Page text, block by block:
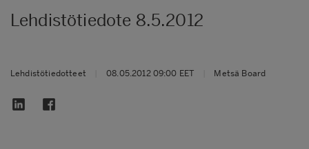
Lehdistötiedote 8.5.2012
Lehdistötiedotteet 08.05.2012 09:00 EET Metsä Board